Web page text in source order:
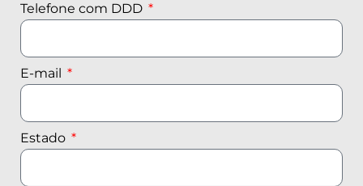
Telefone com DDD
E-mail
Estado